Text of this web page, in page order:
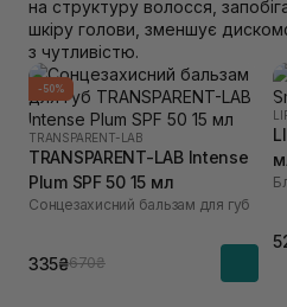
на структуру волосся,
шкіру голови, зменшує
з чутливістю.
-50%
TRANSPARENT-LAB
TRANSPARENT-LAB Intense
Plum SPF 50 15 мл
Сонцезахисний бальзам для губ
335₴670₴